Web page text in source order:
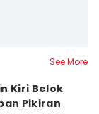
See More
Kiri Belok
Pikiran